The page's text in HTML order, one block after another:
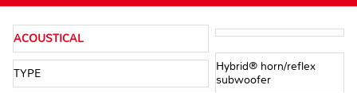
ACOUSTICAL
TYPE
Hybrid® horn/reflex
subwoofer